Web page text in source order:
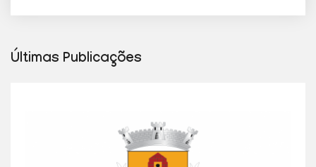
Últimas Publicações